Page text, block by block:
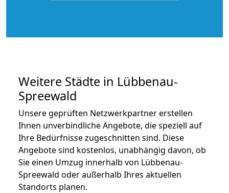
Weitere Städte in Lübbenau-
Spreewald
Unsere geprüften Netzwerkpartner erstellen
Ihnen unverbindliche Angebote, die speziell auf
Ihre Bedürfnisse zugeschnitten sind. Diese
Angebote sind kostenlos, unabhängig davon, ob
Sie einen Umzug innerhalb von Lübbenau-
Spreewald oder außerhalb Ihres aktuellen
Standorts planen.